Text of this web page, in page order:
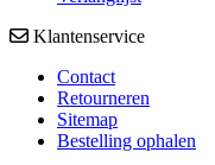
Klantenservice
Contact
Retourneren
Sitemap
Bestelling ophalen